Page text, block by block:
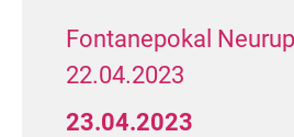
Herzlichen Glückwunsch!
Fontanepokal
22.04.2023
23.04.2023